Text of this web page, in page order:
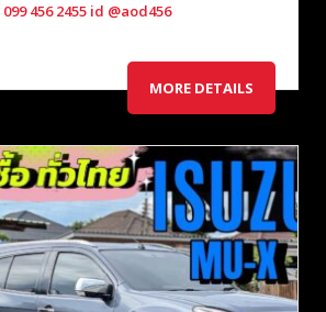
456 2455 id @aod456
MORE DETAILS